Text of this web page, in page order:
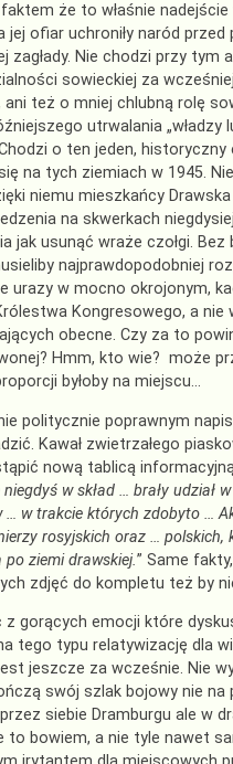
że to właśnie nadejście
jej ofiar uchroniły naród przed
zagłady. Nie chodzi przy tym
sowieckiej za
ani też o mniej chlubną rolę
utrwalania „władzy
o ten jeden, historyczny
na tych ziemiach w 1945.
niemu mieszkańcy
na skwerkach
jak usunąć wraże czołgi. Bez
najprawdopodobniej
urazy w mocno okrojonym,
Kongresowego, a nie
obecne. Czy za to
Hmm, kto wie? może
byłoby na miejscu…
politycznie poprawnym
Kawał zwietrzałego
nową tablicą
w skład … brały udział
w trakcie których zdobyto …
rosyjskich oraz … polskich,
po ziemi drawskiej.” Same
zdjęć do kompletu też by
z gorących emocji które
tego typu relatywizację dla
jeszcze za wcześnie. Nie
swój szlak bojowy nie
siebie Dramburgu ale w
to bowiem, a nie tyle nawet